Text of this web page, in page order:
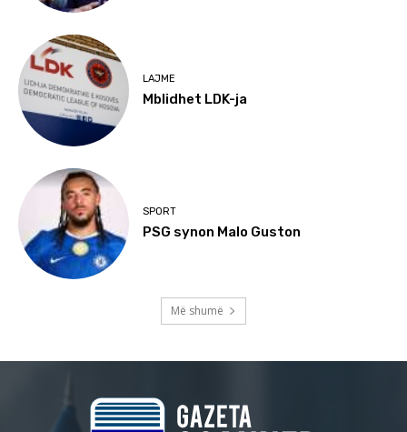
LAJME
Mblidhet LDK-ja
SPORT
PSG synon Malo Guston
Më shumë